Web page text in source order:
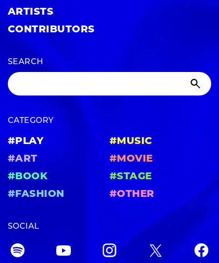
ARTISTS
CONTRIBUTORS
SEARCH
CATEGORY
#PLAY
#MUSIC
#ART
#MOVIE
#BOOK
#STAGE
#FASHION
#OTHER
SOCIAL